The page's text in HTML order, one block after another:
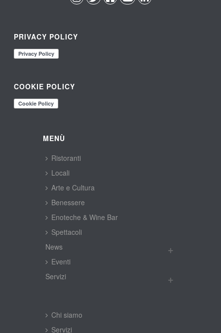
PRIVACY POLICY
COOKIE POLICY
MENÙ
Ristoranti
Locali
Arte e Cultura
Benessere
Enoteche & Wine Bar
Spettacoli
New
Eventi
Servizi
Chi siamo
Servizi